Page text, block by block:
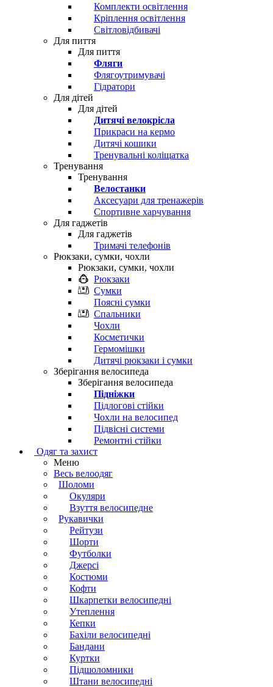
Комплекти освітлення
Кріплення освітлення
Світловідбивачі
Для пиття
Для пиття
Фляги
Флягоутримувачі
Гідратори
Для дітей
Для дітей
Дитячі велокрісла
Прикраси на кермо
Дитячі кошики
Тренувальні коліщатка
Тренування
Тренування
Велостанки
Аксесуари для тренажерів
Спортивне харчування
Для гаджетів
Для гаджетів
Тримачі телефонів
Рюкзаки, сумки, чохли
Рюкзаки, сумки, чохли
Рюкзаки
Сумки
Поясні сумки
Спальники
Чохли
Косметички
Гермомішки
Дитячі рюкзаки і сумки
Зберігання велосипеда
Зберігання велосипеда
Підніжки
Підлогові стійки
Чохли на велосипед
Підвісні системи
Ремонтні стійки
Одяг та захист
Меню
Весь велоодяг
Шоломи
Окуляри
Взуття велосипедне
Рукавички
Рейтузи
Шорти
Футболки
Джерсі
Костюми
Кофти
Шкарпетки велосипедні
Утеплення
Кепки
Бахіли велосипедні
Бандани
Куртки
Підшоломники
Штани велосипедні